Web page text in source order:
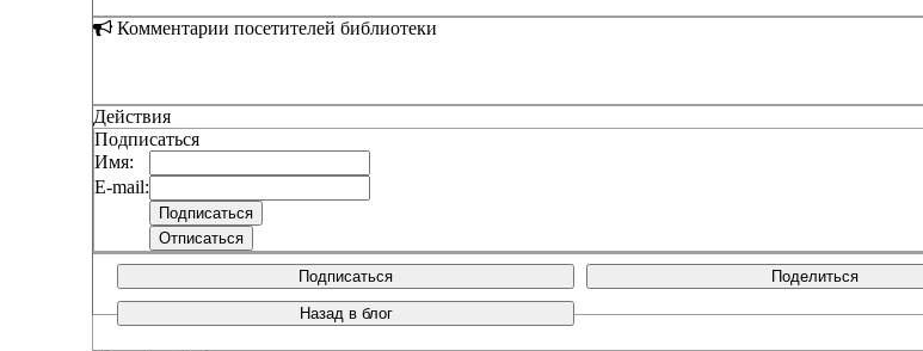
Комментарии посетителей библиотеки
Действия
Подписаться
Имя:
E-mail:
Подписаться Поделиться
Назад в блог